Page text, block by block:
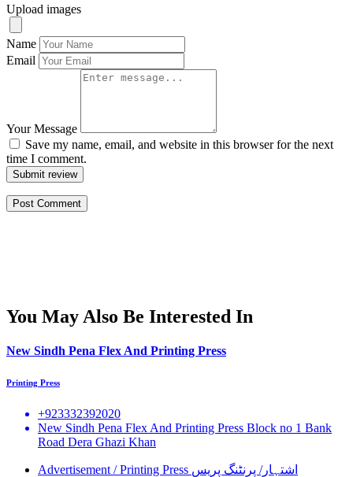
Upload images
Name
Email
Your Message
Save my name, email, and website in this browser for the next
time I comment.
Submit review
You May Also Be Interested In
New Sindh Pena Flex And Printing Press
Printing Press
+923332392020
New Sindh Pena Flex And Printing Press Block no 1 Bank
Road Dera Ghazi Khan
Advertisement / Printing Press اشتہار/ پرنٹنگ پریس